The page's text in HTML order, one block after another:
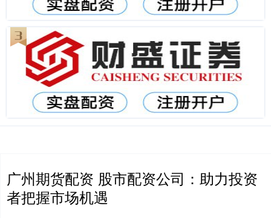
广州期货配资 股市配资公司：助力投资
者把握市场机遇